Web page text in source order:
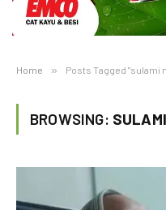
Home » Posts Tagged "sulami
BROWSING: